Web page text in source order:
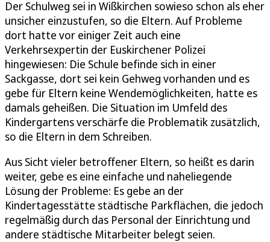
Der Schulweg sei in Wißkirchen sowieso schon als eher
unsicher einzustufen, so die Eltern. Auf Probleme
dort hatte vor einiger Zeit auch eine
Verkehrsexpertin der Euskirchener Polizei
hingewiesen: Die Schule befinde sich in einer
Sackgasse, dort sei kein Gehweg vorhanden und es
gebe für Eltern keine Wendemöglichkeiten, hatte es
damals geheißen. Die Situation im Umfeld des
Kindergartens verschärfe die Problematik zusätzlich,
so die Eltern in dem Schreiben.
Aus Sicht vieler betroffener Eltern, so heißt es darin
weiter, gebe es eine einfache und naheliegende
Lösung der Probleme: Es gebe an der
Kindertagesstätte städtische Parkflächen, die jedoch
regelmäßig durch das Personal der Einrichtung und
andere städtische Mitarbeiter belegt seien.